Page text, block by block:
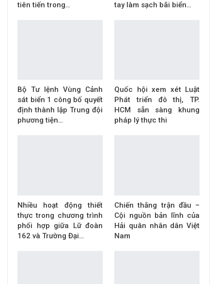
tiên tiến trong…
tay làm sạch bãi biển…
Bộ Tư lệnh Vùng Cảnh
sát biển 1 công bố quyết
định thành lập Trung đội
phương tiện…
Quốc hội xem xét Luật
Phát triển đô thị, TP.
HCM sẵn sàng khung
pháp lý thực thi
Nhiều hoạt động thiết
thực trong chương trình
phối hợp giữa Lữ đoàn
162 và Trường Đại…
Chiến thắng trận đầu –
Cội nguồn bản lĩnh của
Hải quân nhân dân Việt
Nam